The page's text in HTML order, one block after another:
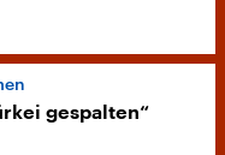
gespalten“